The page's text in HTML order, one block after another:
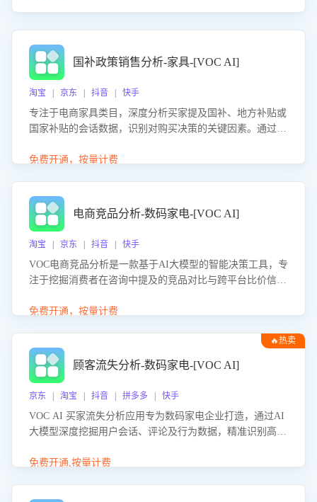
国补政策销售分析-家具-[VOC AI]
淘宝 | 京东 | 抖音 | 快手
专注于电商家具类目，深度分析买家提及国补、地方补贴或
国家补贴的会话数据，识别对购买决策的关键因素。通过AI
化策略，助力商家利用国补政策提升GMV。
免费开通，按量计费
电商竞品分析-数码家电-[VOC AI]
淘宝 | 京东 | 抖音 | 快手
VOC电商竞品分析是一款基于AI大模型的智能决策工具，专
注于挖掘消费者在咨询中提及的竞品对比与跨平台比价信
商品信息，进行多维度交叉对比，并分析消费者的比价行
企业优化营销话术、突出产品与服务优势，有效提升咨询转
化率，避免陷入单纯价格竞争，实现精准扬长避短。
免费开通，按量计费
🔥热卖
顾客流失分析-数码家电-[VOC AI]
京东 | 淘宝 | 抖音 | 拼多多 | 快手
VOC AI 买家流失分析应用专为数码家电企业打造，通过AI
大模型深度挖掘用户会话、评论及行为数据，精准识别高流
应延迟、竞品价格冲击等。系统自动输出可落地的挽回策
免费开通,按量计费